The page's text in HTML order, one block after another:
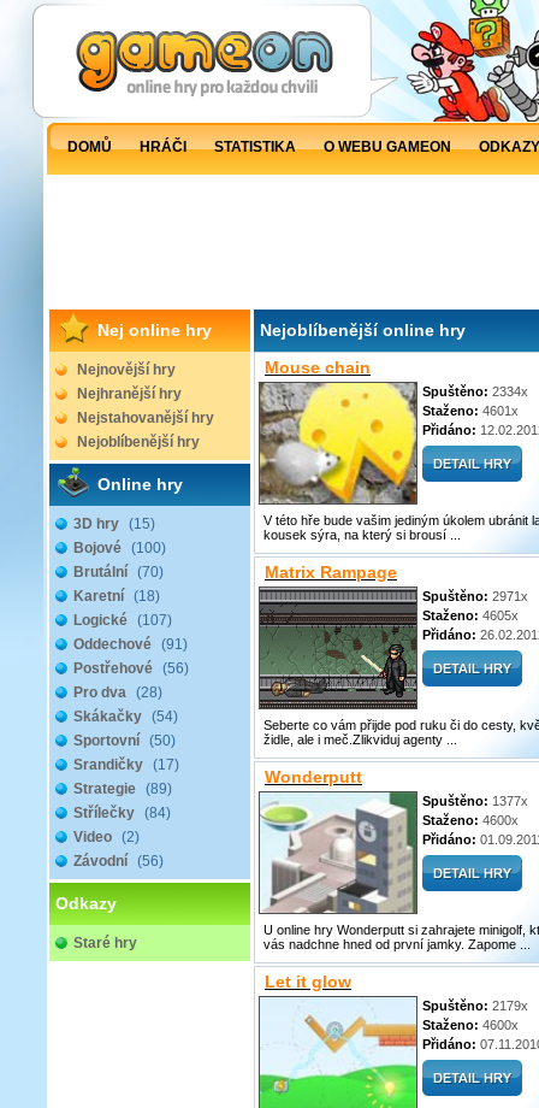
DOMŮ HRÁČI STATISTIKA O WEBU GAMEON
Nej online hry
Nejnovější hry
Nejhranější hry
Nejstahovanější hry
Nejoblíbenější hry
Online hry
3D hry (15)
Bojové (100)
Brutální (70)
Karetní (18)
Logické (107)
Oddechové (91)
Postřehové (56)
Pro dva (28)
Skákačky (54)
Sportovní (50)
Srandičky (17)
Strategie (89)
Střílečky (84)
Video (2)
Závodní (56)
Odkazy
Staré hry
Nejoblíbenější online hry
Mouse chain
Spuštěno: 2334x
Staženo: 4601x
Přidáno:
V této hře bude vašim jediným úkolem ubránit
kousek sýra, na který si brousí ...
Matrix Rampage
Spuštěno: 2971x
Staženo: 4605x
Přidáno:
Seberte co vám přijde pod ruku či do cesty,
židle, ale i meč.Zlikviduj agenty ...
Wonderputt
Spuštěno: 1377x
Staženo: 4600x
Přidáno:
U online hry Wonderputt si zahrajete minigolf,
vás nadchne hned od první jamky. Zapome ...
Let it glow
Spuštěno: 2179x
Staženo: 4600x
Přidáno: